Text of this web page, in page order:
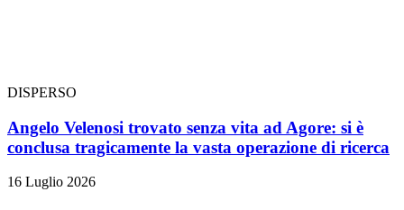
DISPERSO
Angelo Velenosi trovato senza vita ad Agore: si è
conclusa tragicamente la vasta operazione di ricerca
16 Luglio 2026